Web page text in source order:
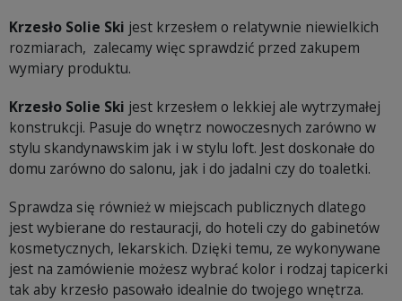
Krzesło Solie Ski jest krzesłem o relatywnie niewielkich
rozmiarach, zalecamy więc sprawdzić przed zakupem
wymiary produktu.
Krzesło Solie Ski jest krzesłem o lekkiej ale wytrzymałej
konstrukcji. Pasuje do wnętrz nowoczesnych zarówno w
stylu skandynawskim jak i w stylu loft. Jest doskonałe do
domu zarówno do salonu, jak i do jadalni czy do toaletki.
Sprawdza się również w miejscach publicznych dlatego
jest wybierane do restauracji, do hoteli czy do gabinetów
kosmetycznych, lekarskich. Dzięki temu, ze wykonywane
jest na zamówienie możesz wybrać kolor i rodzaj tapicerki
tak aby krzesło pasowało idealnie do twojego wnętrza.